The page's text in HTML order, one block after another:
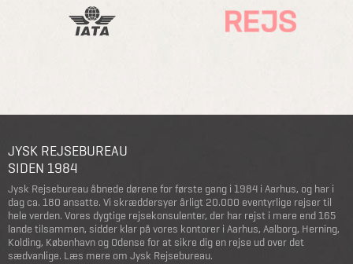
JYSK REJSEBUREAU
SIDEN 1984
Jysk Rejsebureau åbnede dørene for første gang i 1984 i Aarhus, og har i
dag ca. 180 ansatte. Vi skræddersyer årligt 20.000 eventyrlige rejser til
hele verden. Vores dygtige rejsekonsulenter, der har rejst i mere end 165
lande tilsammen, sidder klar på vores kontorer i Aarhus, Aalborg, Herning,
Kolding, København og Odense for at sikre dig en rejse ud over det
sædvanlige. Læs mere om Jysk Rejsebureau.